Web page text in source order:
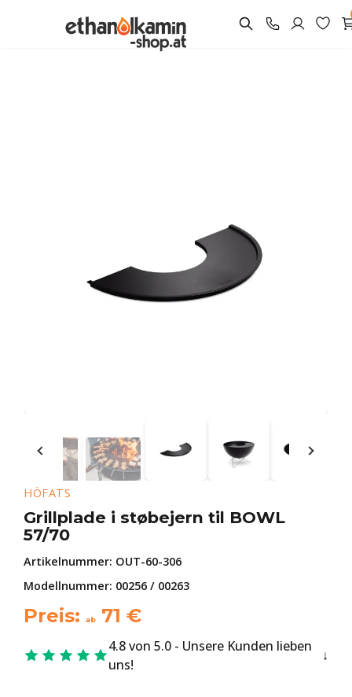
HÖFATS
Grillplade i støbejern til BOWL
57/70
Artikelnummer: OUT-60-306
Modellnummer: 00256 / 00263
Preis: ab 71 €
4.8 von 5.0 - Unsere Kunden lieben
uns!